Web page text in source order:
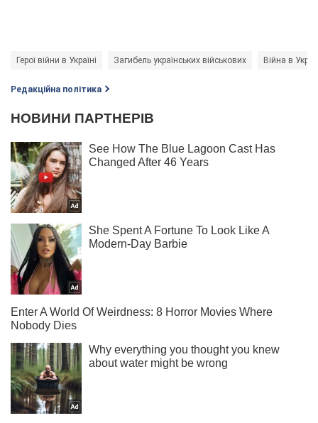
Герої війни в Україні Загибель українських військових Війна в
Редакційна політика